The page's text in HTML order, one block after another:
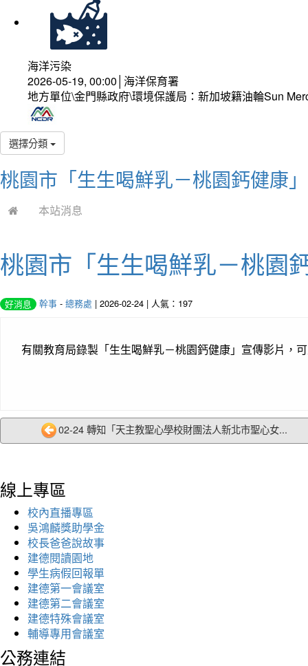
海洋污染
2026-05-19, 00:00│海洋保育署
地方單位\金門縣政府\環境保護局：新加坡籍油輪Sun
選擇分類
桃園市「生生喝鮮乳－桃園鈣健康
本站消息
桃園市「生生喝鮮乳－桃園
好消息 幹事 - 總務處 | 2026-02-24 | 人氣：197
有關教育局錄製「生生喝鮮乳－桃園鈣健康」宣傳影片，
02-24 轉知「天主教聖心學校財團法人新北市聖心女...
線上專區
校內直播專區
吳鴻麟獎助學金
校長爸爸說故事
建德閱讀園地
學生病假回報單
建德第一會議室
建德第二會議室
建德特殊會議室
輔導專用會議室
公務連結